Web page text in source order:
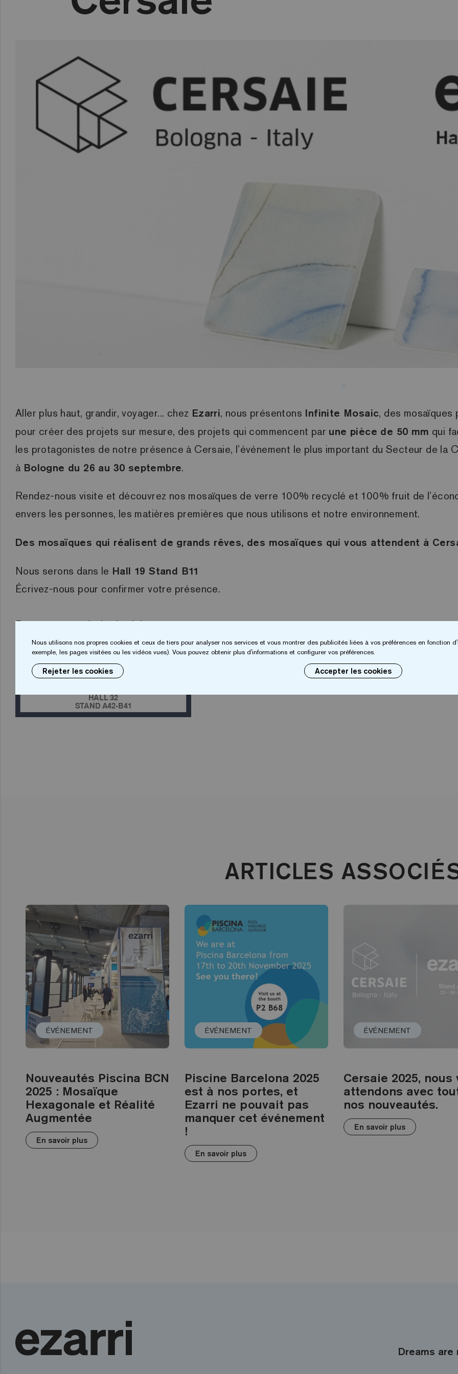
Aller plus haut, grandir, voyager... chez Ezarri, nous présentons Infinite Mosaic, des mosaïques
pour créer des projets sur mesure, des projets qui commencent par une pièce de 50 mm qui
les protagonistes de notre présence à Cersaie, l’événement le plus important du Secteur de la
à Bologne du 26 au 30 septembre.
Rendez-nous visite et découvrez nos mosaïques de verre 100% recyclé et 100% fruit de
envers les personnes, les matières premières que nous utilisons et notre environnement.
Des mosaïques qui réalisent de grands rêves, des mosaïques qui vous attendent à
Nous serons dans le Hall 19 Stand B11
Écrivez-nous pour confirmer votre présence.
Réservez votre invitation ici:
ARTICLES
ÉVÉNEMENT
Nouveautés Piscina BCN
2025 : Mosaïque
Hexagonale et Réalité
Augmentée
En savoir plus
ÉVÉNEMENT
Piscine Barcelona 2025
est à nos portes, et
Ezarri ne pouvait pas
manquer cet événement
!
En savoir plus
ÉVÉNEMENT
Cersaie 2025, nous
attendons avec
nos nouveautés.
En savoir plus
Dreams
Nous utilisons nos propres cookies et ceux de tiers pour analyser nos services et vous montrer des publicités liées à vos préférences en fonction
exemple, les pages visitées ou les vidéos vues). Vous pouvez obtenir plus d'informations et configurer vos préférences.
Rejeter les cookies Accepter les cookies